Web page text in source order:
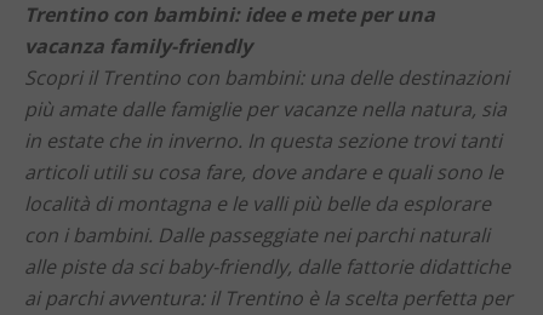
Trentino con bambini: idee emeteperuna
vacanza family-friendly
Scopriil Trentino con bambini: una delle destinazioni
più amate dalle famiglie per vacanze nella natura, sia
in estate che in inverno. In questa sezione trovi tanti
articoli utilisu cosa fare, dove andare e qualisono le
località dimontagna e le vallipiù belle da esplorare
con ibambini. Dalle passeggiate neiparchinaturali
alle piste da scibaby-friendly, dalle fattorie didattiche
aiparchiavventura:il Trentino è la scelta perfetta per